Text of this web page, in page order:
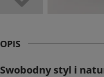
OPIS
Swobodny styl i